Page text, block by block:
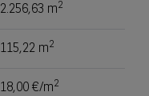
2.256,63 m2
115,22 m2
18,00 €/m2